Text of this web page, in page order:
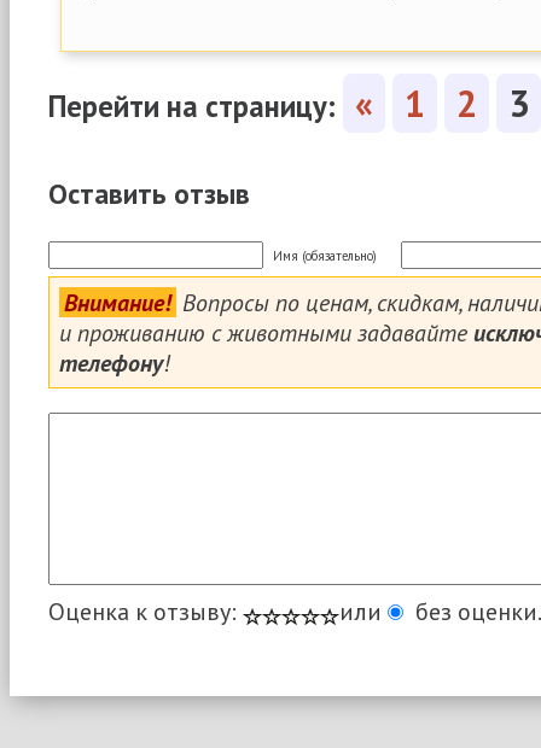
Перейти на страницу: « 1 2 3
Оставить отзыв
Имя (обязательно)
Внимание! Вопросы по ценам, скидкам,
и проживанию с животными задавайте
телефону!
Оценка к отзыву: или без оценки.